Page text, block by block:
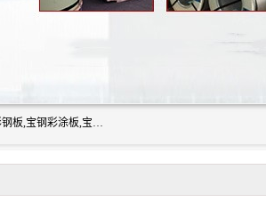
上海志辰实业有限公司主要经销:上海宝钢彩钢卷（宝钢总厂）台湾氟碳彩钢板,烨辉彩钢板,宝钢彩钢板,宝钢彩涂板,宝钢彩钢卷,马钢彩钢板,马钢彩钢卷,镀铝锌钢板,PVDF彩钢板,台湾烨辉彩钢板,高耐候彩钢板,硅改性彩钢板,规格齐全。